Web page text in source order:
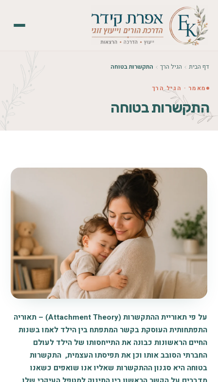
דף הבית הגיל הרך התקשרות בטוחה
מאמר · הגיל הרך
התקשרות בטוחה
על פי תאוריית ההתקשרות (Attachment Theory) – תאוריה
התפתחותית העוסקת בקשר המתפתח בין הילד לאמו בשנות
החיים הראשונות כבונה את התייחסותו של הילד לעולם
החברתי הסובב אותו וכן את תפיסתו העצמית, התקשרות
בטוחה היא סגנון ההתקשרות שאליו אנו שואפים כשאנו